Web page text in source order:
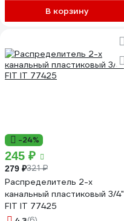
Garden Elitech 206025
В корзину
-24%
245 ₽
279 ₽321 ₽
Распределитель 2-х
канальный пластиковый 3/4"
FIT IT 77425